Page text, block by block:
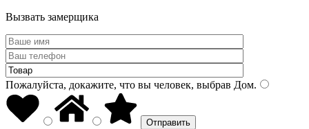
Вызвать замерщика
Пожалуйста, докажите, что вы человек, выбрав Дом.